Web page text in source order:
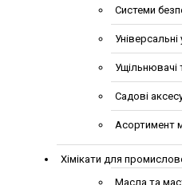
Системи
Ущільнювачі
Садові
Асортимент
Хімікати для
Масла та